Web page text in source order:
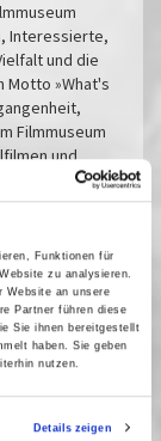
Funktionen für
zu analysieren.
Website an unsere
Partner führen diese
Sie ihnen bereitgestellt
haben. Sie geben
nutzen.
Details zeigen
Interessierte,
und die
Motto »What's
Filmmuseum
und
Besonderen
und
Sonntag
präsentiert.
Anfang April